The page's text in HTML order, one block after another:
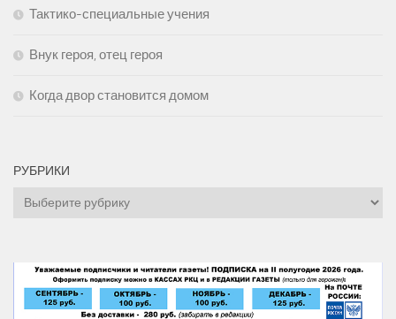
Тактико-специальные учения
Внук героя, отец героя
Когда двор становится домом
РУБРИКИ
Рубрики